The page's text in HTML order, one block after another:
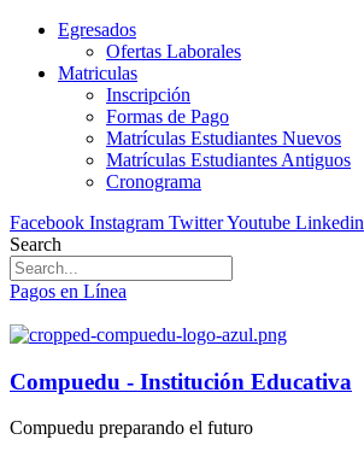
Egresados
Ofertas Laborales
Matriculas
Inscripción
Formas de Pago
Matrículas Estudiantes Nuevos
Matrículas Estudiantes Antiguos
Cronograma
Facebook Instagram TwitterYoutube Linkedin
Search
Pagos en Línea
Compuedu - Institución Educativa
Compuedu preparando el futuro